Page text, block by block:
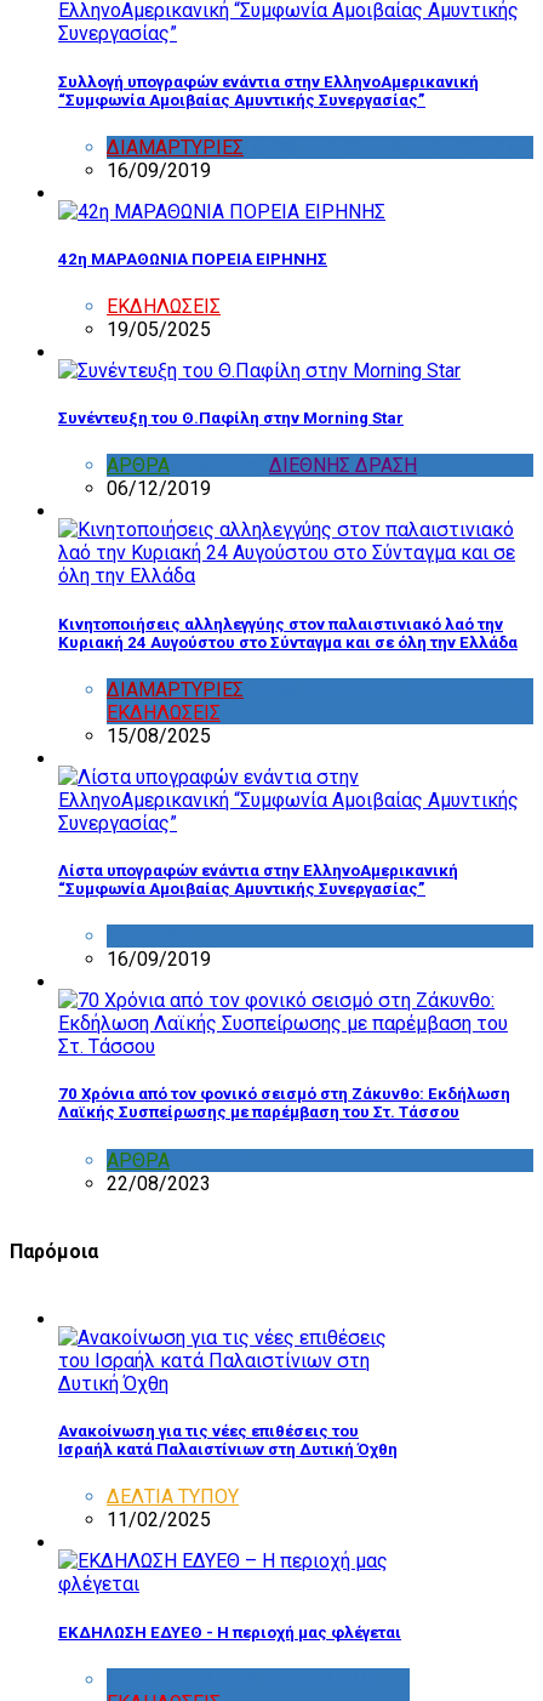
Συλλογή υπογραφών ενάντια στην ΕλληνοΑμερικανική
“Συμφωνία Αμοιβαίας Αμυντικής Συνεργασίας”
ΔΙΑΜΑΡΤΥΡΙΕΣ
16/09/2019
42η ΜΑΡΑΘΩΝΙΑ ΠΟΡΕΙΑ ΕΙΡΗΝΗΣ
ΕΚΔΗΛΩΣΕΙΣ
19/05/2025
Συνέντευξη του Θ.Παφίλη στην Morning Star
ΑΡΘΡΑ
ΔΙΕΘΝΗΣ ΔΡΑΣΗ
06/12/2019
Κινητοποιήσεις αλληλεγγύης στον παλαιστινιακό λαό την
Κυριακή 24 Αυγούστου στο Σύνταγμα και σε όλη την Ελλάδα
ΔΙΑΜΑΡΤΥΡΙΕΣ
ΕΚΔΗΛΩΣΕΙΣ
15/08/2025
Λίστα υπογραφών ενάντια στην ΕλληνοΑμερικανική
“Συμφωνία Αμοιβαίας Αμυντικής Συνεργασίας”
16/09/2019
70 Χρόνια από τον φονικό σεισμό στη Ζάκυνθο: Εκδήλωση
Λαϊκής Συσπείρωσης με παρέμβαση του Στ. Τάσσου
ΑΡΘΡΑ
22/08/2023
Παρόμοια
Ανακοίνωση για τις νέες επιθέσεις του
Ισραήλ κατά Παλαιστίνιων στη Δυτική Όχθη
ΔΕΛΤΙΑ ΤΥΠΟΥ
11/02/2025
ΕΚΔΗΛΩΣΗ ΕΔΥΕΘ - Η περιοχή μας φλέγεται